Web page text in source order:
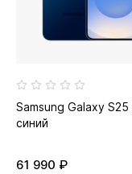
Samsung Galaxy S25
синий
61 990 ₽